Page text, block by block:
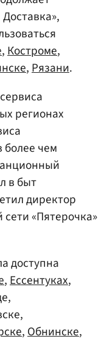
,Костроме,
,Рязани.
регионах
более чем
в быт
директор
«Пятерочка»
доступна
, Ессентуках,
, Обнинске,